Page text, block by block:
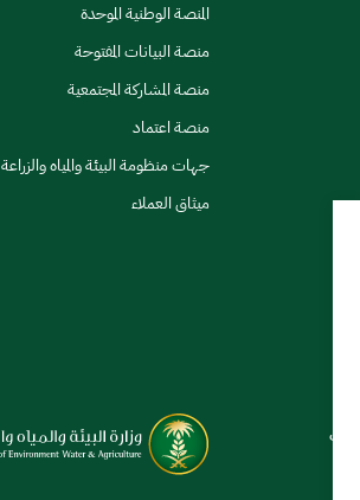
المنصة الوطنية الموحدة
منصة البيانات المفتوحة
منصة المشاركة المجتمعية
منصة اعتماد
جهات منظومة البيئة والمياه والزراعة
ميثاق العملاء